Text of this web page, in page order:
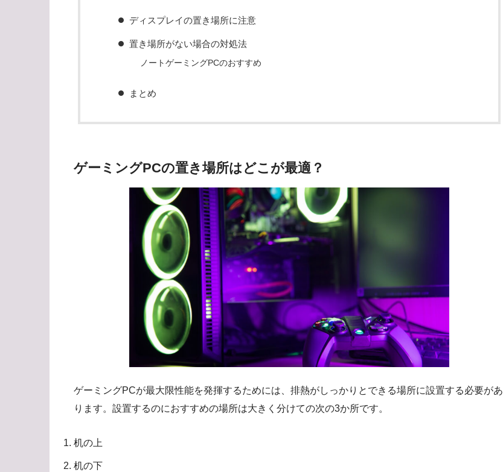
ディスプレイの置き場所に注意
置き場所がない場合の対処法
ノートゲーミングPCのおすすめ
まとめ
ゲーミングPCの置き場所はどこが最適？
ゲーミングPCが最大限性能を発揮するためには、排熱がしっかりとできる場所に設置する必要があ
ります。設置するのにおすすめの場所は大きく分けての次の3か所です。
机の上
机の下